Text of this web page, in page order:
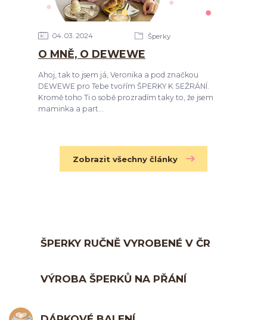
04 03 2024 Šperky
O MNĚ, O DEWEWE
Ahoj, tak to jsem já, Veronika a pod značkou
DEWEWE pro Tebe tvořím ŠPERKY K SEŽRÁNÍ.
Kromě toho Ti o sobě prozradím taky to, že jsem
maminka a part...
Zobrazit všechny články
ŠPERKY RUČNĚ VYROBENÉ V ČR
VÝROBA ŠPERKŮ NA PŘÁNÍ